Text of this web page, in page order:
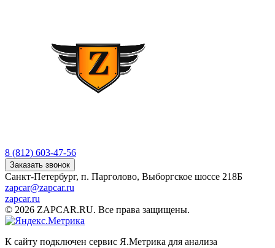
8 (812) 603-47-56
Заказать звонок
Санкт-Петербург, п. Парголово, Выборгское шоссе 218Б
zapcar@zapcar.ru
zapcar.ru
© 2026 ZAPCAR.RU. Все права защищены.
К сайту подключен сервис Я.Метрика для анализа